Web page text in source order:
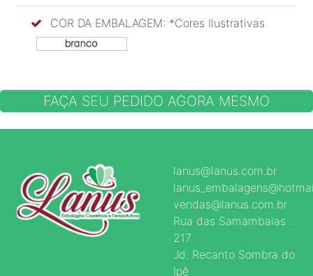
COR DA EMBALAGEM: *Cores Ilustrativas
FAÇA SEU PEDIDO AGORA MESMO
lanus@lanus.com.br
vendas@lanus.com.br
Rua das Samambaias .
217
Jd. Recanto Sombra do
Ipê